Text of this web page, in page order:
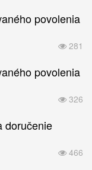
povolenia
281
povolenia
326
doručenie
466